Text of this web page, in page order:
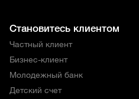
Становитесь клиентом
Частный клиент
Бизнес-клиент
Молодежный банк
Детский счет